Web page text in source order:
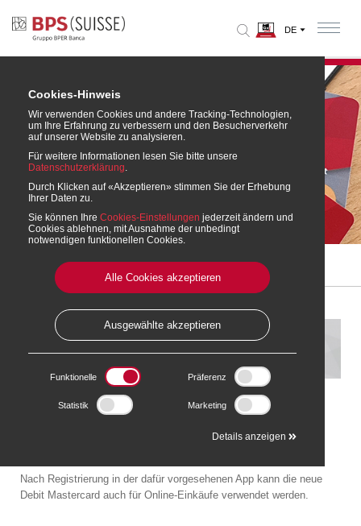
Debit Mastercard
» Konten und Karten » Debit Mastercard
Debit Mastercard
Die neue Generation von Debitkarten ermöglicht es, jederzeit
Bargeldbezüge am Bancomaten zu tätigen, Einkäufe bar zu
bezahlen und bei kleinen Beträgen auch kontaktlos dank der
Nach Registrierung in der dafür vorgesehenen App kann die neue
Debit Mastercard auch für Online-Einkäufe verwendet werden.
Cookies-Hinweis
Wir verwenden Cookies und andere Tracking-Technologien,
um Ihre Erfahrung zu verbessern und den Besucherverkehr
auf unserer Website zu analysieren.
Für weitere Informationen lesen Sie bitte unsere
Datenschutzerklärung.
Durch Klicken auf «Akzeptieren» stimmen Sie der Erhebung
Ihrer Daten zu.
Sie können Ihre Cookies-Einstellungen jederzeit ändern und
Cookies ablehnen, mit Ausnahme der unbedingt
notwendigen funktionellen Cookies.
Alle Cookies akzeptieren
Ausgewählte akzeptieren
Funktionelle Präferenz
Statistik Marketing
Details anzeigen